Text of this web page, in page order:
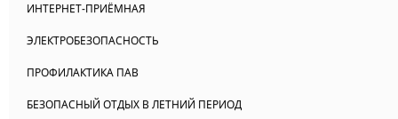
ИНТЕРНЕТ-ПРИЁМНАЯ
ЭЛЕКТРОБЕЗОПАСНОСТЬ
ПРОФИЛАКТИКА ПАВ
БЕЗОПАСНЫЙ ОТДЫХ В ЛЕТНИЙ ПЕРИОД